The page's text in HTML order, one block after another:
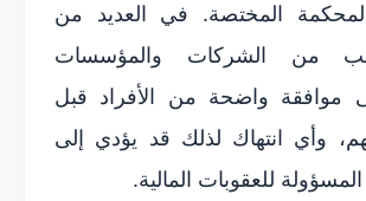
المحكمة المختصة. في العديد من
من الشركات والمؤسسات
موافقة واضحة من الأفراد قبل
وأي انتهاك لذلك قد يؤدي إلى
للعقوبات المالية.